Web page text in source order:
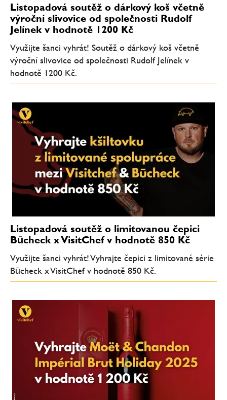
Listopadová soutěž o dárkový koš včetně
výroční slivovice od společnosti Rudolf
Jelínek v hodnotě 1200 Kč
Využijte šanci vyhrát! Soutěž o dárkový koš včetně
výroční slivovice od společnosti Rudolf Jelínek v
hodnotě 1200 Kč.
Listopadová soutěž o limitovanou čepici
Būcheck x VisitChef v hodnotě 850 Kč
Využijte šanci vyhrát! Vyhrajte čepici z limitované série
Būcheck x VisitChef v hodnotě 850 Kč.